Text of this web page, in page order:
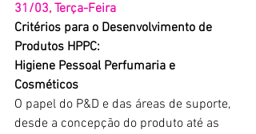
31/03, Terça-Feira
Critérios para o Desenvolvimento de
Produtos HPPC:
Higiene Pessoal Perfumaria e
Cosméticos
O papel do P&D e das áreas de suporte,
desde a concepção do produto até as